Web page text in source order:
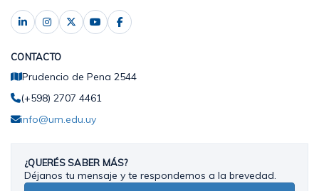
CONTACTO
Prudencio de Pena 2544
(+598) 2707 4461
info@um.edu.uy
¿QUERÉS SABER MÁS?
Déjanos tu mensaje y te respondemos a la brevedad.